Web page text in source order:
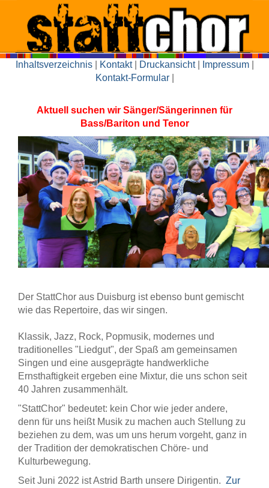
Inhaltsverzeichnis| Kontakt| Druckansicht| Impressum|
Kontakt-Formular|
Aktuell suchen wir Sänger/Sängerinnen für
Bass/Bariton und Tenor
Der StattChor aus Duisburg ist ebenso bunt gemischt
wie das Repertoire, das wir singen.
Klassik, Jazz, Rock, Popmusik, modernes und
traditionelles "Liedgut", der Spaß am gemeinsamen
Singen und eine ausgeprägte handwerkliche
Ernsthaftigkeit ergeben eine Mixtur, die uns schon seit
40 Jahren zusammenhält.
"StattChor" bedeutet: kein Chor wie jeder andere,
denn für uns heißt Musik zu machen auch Stellung zu
beziehen zu dem, was um uns herum vorgeht, ganz in
der Tradition der demokratischen Chöre- und
Kulturbewegung.
Seit Juni 2022 ist Astrid Barth unsere Dirigentin. Zur